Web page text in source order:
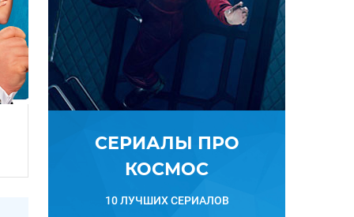
СЕРИАЛЫ ПРО
КОСМОС
10 ЛУЧШИХ СЕРИАЛОВ